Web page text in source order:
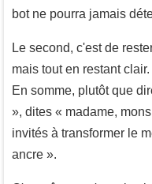
bot ne pourra jamais
Le second, c'est de
mais tout en restant clair.
En somme, plutôt que
», dites « madame,
invités à transformer le
ancre ».